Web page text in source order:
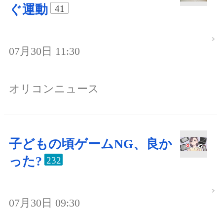
ぐ運動
41
07月30日 11:30
オリコンニュース
子どもの頃ゲームNG、良か
った? 232
07月30日 09:30